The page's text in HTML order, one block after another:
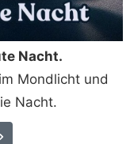
Nacht.
Mondlicht und
Nacht.